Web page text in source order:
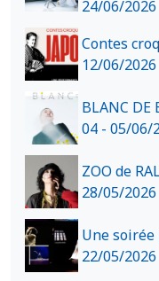
24/06/2026
Contes
12/06/2026
BLANC DE
04 - 05/06/
ZOO de
28/05/2026
Une
22/05/2026